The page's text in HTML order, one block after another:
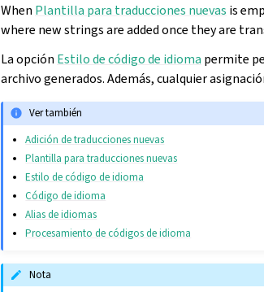
When Plantilla para traducciones nuevas is
where new strings are added once they are
La opción Estilo de código de idioma permite
archivo generados. Además, cualquier
Ver también
Adición de traducciones nuevas
Plantilla para traducciones nuevas
Estilo de código de idioma
Código de idioma
Alias de idiomas
Procesamiento de códigos de idioma
Nota